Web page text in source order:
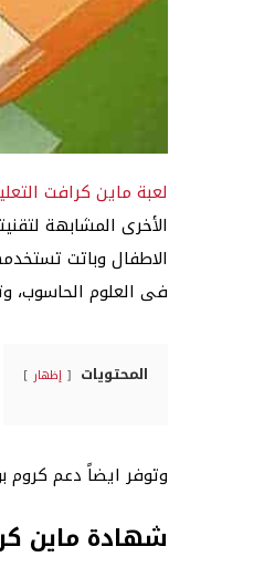
لعبة ماين كرافت
الأخرى المشابهة
الاطفال وباتت
فى العلوم الحاسوب،
المحتويات إظهار
وتوفر ايضاً دعم كروم
شهادة ماين